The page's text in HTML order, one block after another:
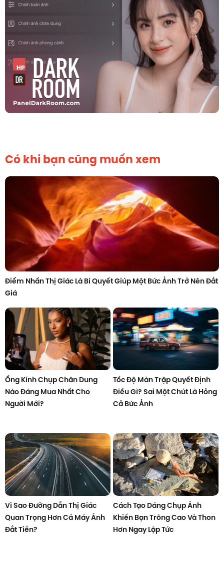
Có khi bạn cũng muốn xem
Điểm Nhấn Thị Giác Là Bí Quyết Giúp Một Bức Ảnh Trở Nên Đắt
Giá
Ống Kính Chụp Chân Dung
Nào Đáng Mua Nhất Cho
Người Mới?
Tốc Độ Màn Trập Quyết Định
Điều Gì? Sai Một Chút Là Hỏng
Cả Bức Ảnh
Vì Sao Đường Dẫn Thị Giác
Quan Trọng Hơn Cả Máy Ảnh
Đắt Tiền?
Cách Tạo Dáng Chụp Ảnh
Khiến Bạn Trông Cao Và Thon
Hơn Ngay Lập Tức